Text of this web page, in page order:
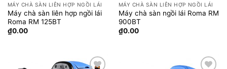
MÁY CHÀ SÀN LIÊN HỢP NGỒI LÁI
Máy chà sàn liên hợp ngồi lái
Roma RM 125BT
₫0.00
MÁY CHÀ SÀN LIÊN HỢP NGỒI LÁI
Máy chà sàn ngồi lái Roma RM
900BT
₫0.00